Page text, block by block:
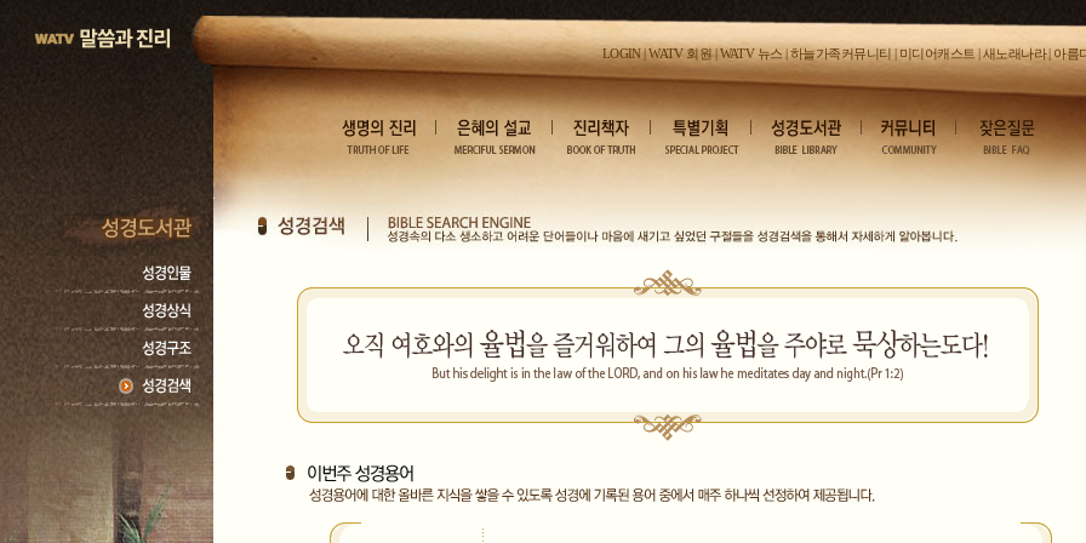
LOGIN|WATV 회원|WATV 뉴스 |하늘가족커뮤니티|미디어캐스트|새노래나라|아름